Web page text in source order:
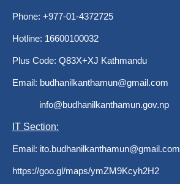
Phone: +977-01-4372725
Hotline: 16600100032
Plus Code: Q83X+XJ Kathmandu
Email: budhanilkanthamun@gmail.com
info@budhanilkanthamun.gov.np
IT Section:
Email: ito.budhanilkanthamun@gmail.com
https://goo.gl/maps/ymZM9Kcyh2H2